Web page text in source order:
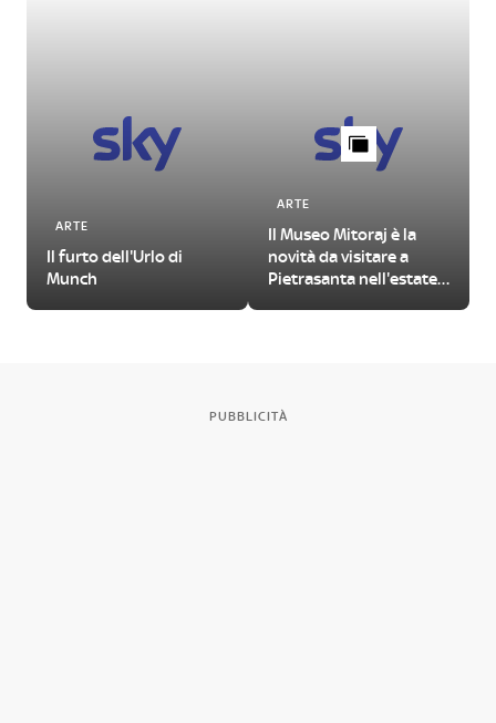
ARTE
Il furto dell'Urlo di
Munch
ARTE
Il Museo Mitoraj è la
novità da visitare a
Pietrasanta nell'estate
PUBBLICITÀ